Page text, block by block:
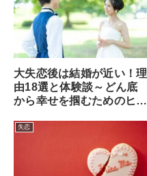
大失恋後は結婚が近い！理
由18選と体験談～どん底
から幸せを掴むためのヒン
失恋